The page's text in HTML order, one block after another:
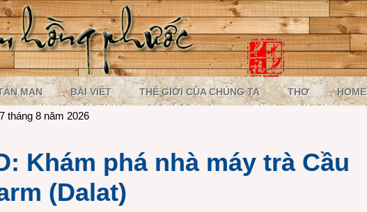
MẠN BÀI VIẾT THẾ GIỚI CỦA CHÚNG TA THƠ HOME
tháng 8 năm 2026
Khám phá nhà máy trà Cầu
(Dalat)